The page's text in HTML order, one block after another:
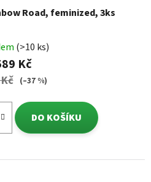
Road, feminized, 3ks
(>10 ks)
Kč
(–37 %)
DO KOŠÍKU